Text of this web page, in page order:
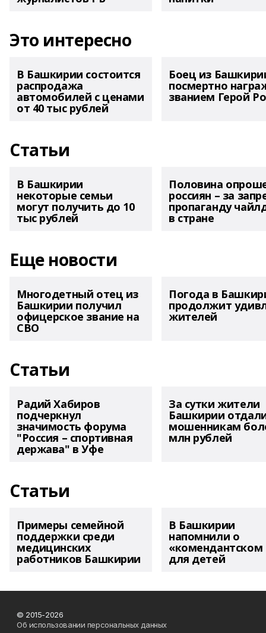
Это интересно
В Башкирии состоится
распродажа
автомобилей с ценами
от 40 тыс рублей
Боец из
посмертно
званием Герой
Статьи
В Башкирии
некоторые семьи
могут получить до 10
тыс рублей
Половина
россиян – за
пропаганду
в стране
Еще новости
Многодетный отец из
Башкирии получил
офицерское звание на
СВО
Погода в
продолжит
жителей
Статьи
Радий Хабиров
подчеркнул
значимость форума
"Россия – спортивная
держава" в Уфе
За сутки жители
Башкирии
мошенникам
млн рублей
Статьи
Примеры семейной
поддержки среди
медицинских
работников Башкирии
В Башкирии
напомнили о
«комендантском
для детей
© 2015-2026
Об использовании персональных данных